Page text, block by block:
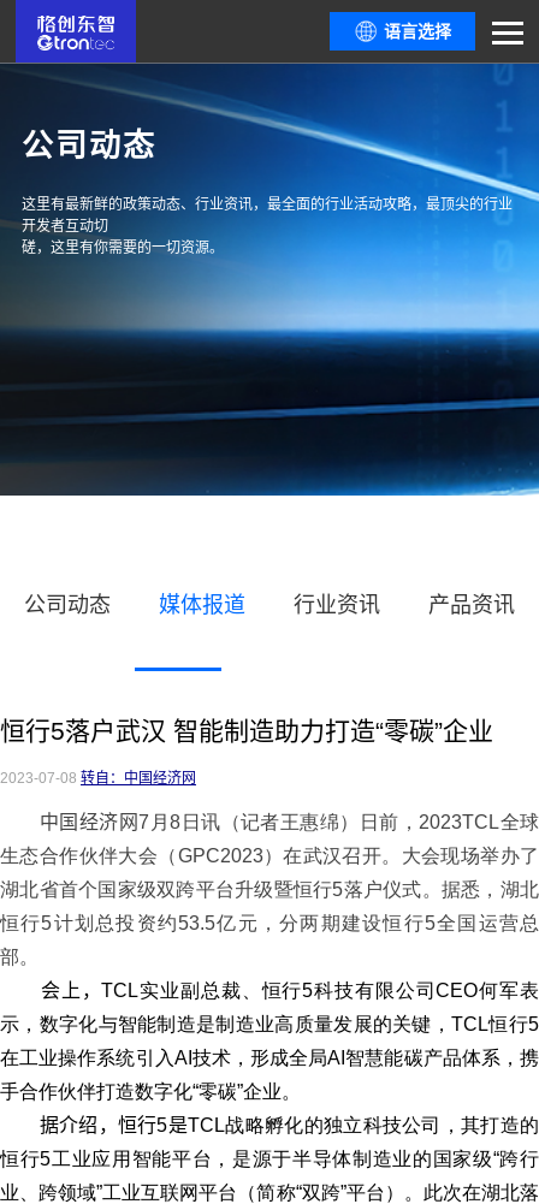
语言选择
公司动态
这里有最新鲜的政策动态、行业资讯，最全面的行业活动攻略，最顶尖的行业
开发者互动切
磋，这里有你需要的一切资源。
公司动态 媒体报道 行业资讯 产品资讯
恒行5落户武汉 智能制造助力打造“零碳”企业
2023-07-08 转自：中国经济网
中国经济网7月8 日讯（记者王惠绵）日前， 2023TCL全球
生态合作伙伴大会（GPC2023）在武汉召开。大会现场举办了
湖北省首个国家级双跨平台升级暨恒行5落户仪式。据悉，湖北
恒行5计划总投资约53.5亿元，分两期建设恒行5全国运营总
部。
会上，TCL实业副总裁、恒行5科技有限公司CEO何军表
示，数字化与智能制造是制造业高质量发展的关键，TCL恒行5
在工业操作系统引入AI 技术，形成全局AI 智慧能碳产品体系，携
手合作伙伴打造数字化“零碳”企业。
据介绍，恒行5是TCL战略孵化的独立科技公司，其打造的
恒行5工业应用智能平台，是源于半导体制造业的国家级“跨行
业、跨领域”工业互联网平台（简称“双跨”平台）。此次在湖北落